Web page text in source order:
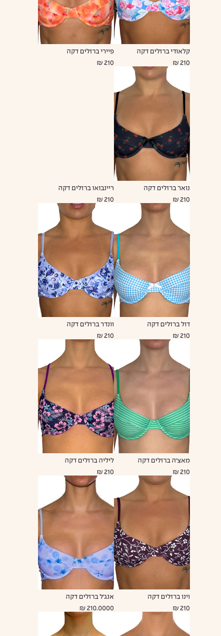
קלאודי ברזלים דקה
210 ₪
פיירי ברזלים דקה
210 ₪
נואר ברזלים דקה
210 ₪
ריינבואו ברזלים דקה
210 ₪
דול ברזלים דקה
210 ₪
וונדר ברזלים דקה
210 ₪
מאצ'ה ברזלים דקה
210 ₪
ליליה ברזלים דקה
210 ₪
וינו ברזלים דקה
210 ₪
אנג'ל ברזלים דקה
210.0000 ₪